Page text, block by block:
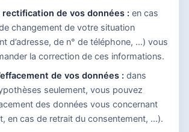
rectification de vos données : en cas
changement de votre situation
d’adresse, de n° de téléphone, …) vous
la correction de ces informations.
de vos données : dans
seulement, vous pouvez
des données vous concernant
en cas de retrait du consentement, …).